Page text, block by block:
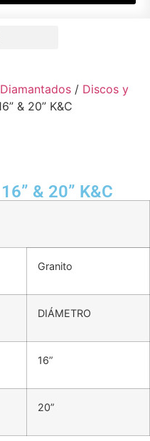
Diamantados / Discos y
& 20” K&C
& 20” K&C
Granito
DIÁMETRO
16”
20”